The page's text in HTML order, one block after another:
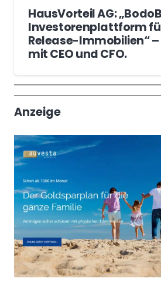
HausVorteil AG:
Investorenplattform
Release-Immobilien“
mit CEO und CFO.
Trendthemen
Anzeige